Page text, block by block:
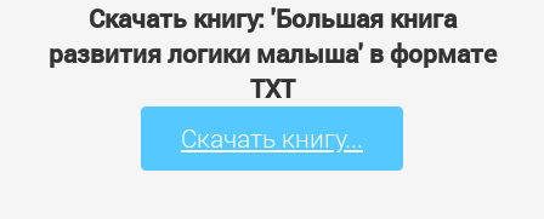
Скачать книгу: 'Большая книга
развития логики малыша' в формате
TXT
Скачать книгу...